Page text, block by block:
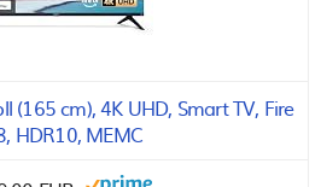
(165 cm), 4K UHD, Smart TV, Fire
HDR10, MEMC